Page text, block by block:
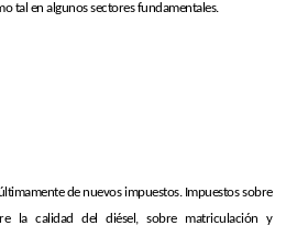
tal en algunos sectores fundamentales.
de nuevos impuestos. Impuestos sobre
la calidad del diésel, sobre matriculación y